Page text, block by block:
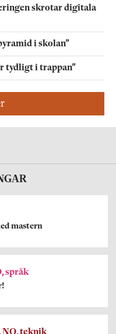
skrotar digitala
i skolan”
tydligt i trappan”
mastern
språk
NO, teknik